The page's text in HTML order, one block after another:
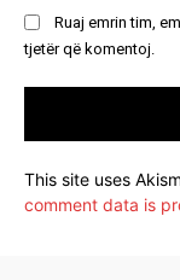
Ruaj emrin tim,
tjetër që komentoj.
This site uses
comment data is